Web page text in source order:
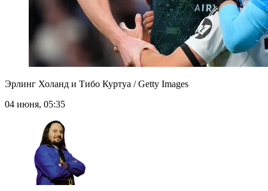
Эрлинг Холанд и Тибо Куртуа / Getty Images
04 июня, 05:35